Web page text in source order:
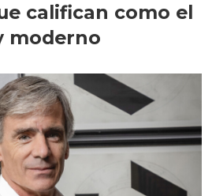
califican como el
moderno